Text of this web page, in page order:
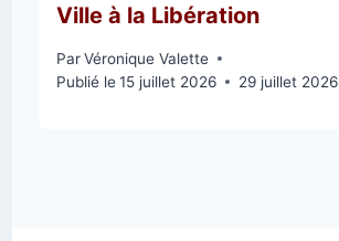
Ville à la Libération
Par Véronique Valette
Publié le 15 juillet 2026 29 juillet 2026